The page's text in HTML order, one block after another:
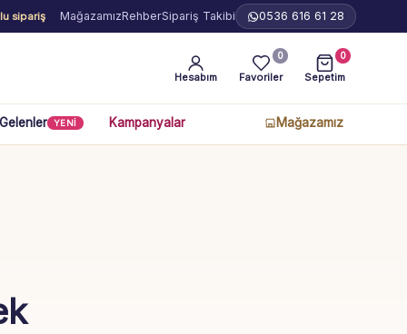
sipariş MağazamızRehberSipariş Takibi 0536 616 61 28
Hesabım Favoriler
0
Sepetim
0
YENİ Kampanyalar Mağazamız